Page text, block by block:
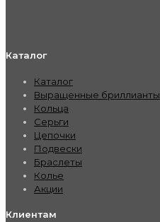
Каталог
Каталог
Выращенные бриллианты
Кольца
Серьги
Цепочки
Подвески
Браслеты
Колье
Акции
Клиентам